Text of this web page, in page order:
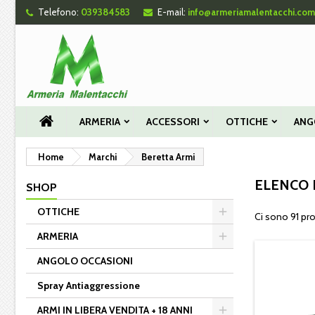
Telefono: 039384583 E-mail: info@armeriamalentacchi.com
ARMERIA ACCESSORI OTTICHE
Home Marchi Beretta Armi
SHOP
OTTICHE
ARMERIA
ANGOLO OCCASIONI
Spray Antiaggressione
ARMI IN LIBERA VENDITA + 18 ANNI
ELENCO
Ci sono 91